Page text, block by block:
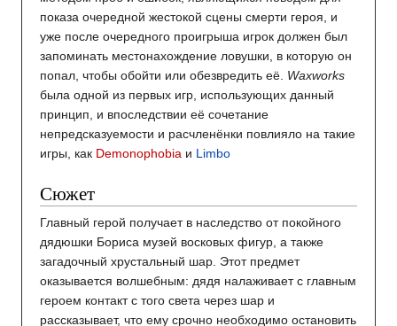
показа очередной жестокой сцены смерти героя, и
уже после очередного проигрыша игрок должен был
запоминать местонахождение ловушки, в которую он
попал, чтобы обойти или обезвредить её. Waxworks
была одной из первых игр, использующих данный
принцип, и впоследствии её сочетание
непредсказуемости и расчленёнки повлияло на такие
игры, как Demonophobia и Limbo
Сюжет
Главный герой получает в наследство от покойного
дядюшки Бориса музей восковых фигур, а также
загадочный хрустальный шар. Этот предмет
оказывается волшебным: дядя налаживает с главным
героем контакт с того света через шар и
рассказывает, что ему срочно необходимо остановить